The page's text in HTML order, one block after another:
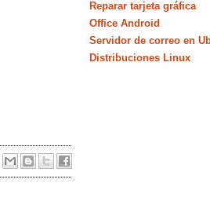
Reparar tarjeta gráfica
Office Android
Servidor de correo en
Distribuciones Linux